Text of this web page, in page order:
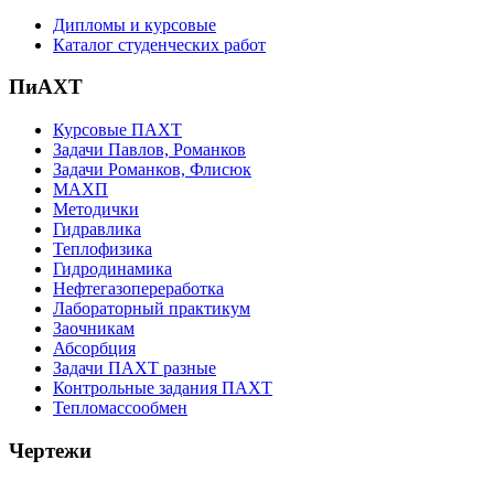
Дипломы и курсовые
Каталог студенческих работ
ПиАХТ
Курсовые ПАХТ
Задачи Павлов, Романков
Задачи Романков, Флисюк
МАХП
Методички
Гидравлика
Теплофизика
Гидродинамика
Нефтегазопереработка
Лабораторный практикум
Заочникам
Абсорбция
Задачи ПАХТ разные
Контрольные задания ПАХТ
Тепломассообмен
Чертежи